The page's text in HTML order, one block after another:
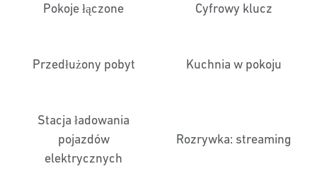
Pokoje łączone Cyfrowy klucz
Przedłużony pobyt Kuchnia w pokoju
Stacja ładowania
pojazdów
elektrycznych
Rozrywka: streaming